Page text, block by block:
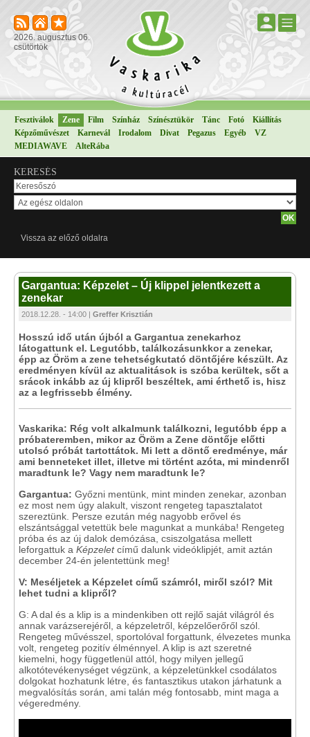
2026. augusztus 06.
csütörtök
Fesztiválok Zene Film Színház Színésztükör Tánc Fotó
Kiállítás
Képzőművészet
Karnevál Irodalom Divat Pegazus Egyéb
VZ
MEDIAWAVE
AlteRába
KERESÉS
Vissza az előző oldalra
Gargantua: Képzelet – Új klippel jelentkezett a
zenekar
2018.12.28. - 14:00 | Greffer Krisztián
Hosszú idő után újból a Gargantua zenekarhoz
látogattunk el. Legutóbb, találkozásunkkor a zenekar,
épp az Öröm a zene tehetségkutató döntőjére készült. Az
eredményen kívül az aktualitások is szóba kerültek, sőt a
srácok inkább az új klipről beszéltek, ami érthető is, hisz
az a legfrissebb élmény.
Vaskarika: Rég volt alkalmunk találkozni, legutóbb épp a
próbateremben, mikor az Öröm a Zene döntője előtti
utolsó próbát tartottátok. Mi lett a döntő eredménye, már
ami benneteket illet, illetve mi történt azóta, mi mindenről
maradtunk le? Vagy nem maradtunk le?
Gargantua: Győzni mentünk, mint minden zenekar, azonban
ez most nem úgy alakult, viszont rengeteg tapasztalatot
szereztünk. Persze ezután még nagyobb erővel és
elszántsággal vetettük bele magunkat a munkába! Rengeteg
próba és az új dalok demózása, csiszolgatása mellett
leforgattuk a Képzeletcímű dalunk videóklipjét, amit aztán
december 24-én jelentettünk meg!
V: Meséljetek a Képzelet című számról, miről szól? Mit
lehet tudni a klipről?
G: A dal és a klip is a mindenkiben ott rejlő saját világról és
annak varázserejéről, a képzeletről, képzelőerőről szól.
Rengeteg művésszel, sportolóval forgattunk, élvezetes munka
volt, rengeteg pozitív élménnyel. A klip is azt szeretné
kiemelni, hogy függetlenül attól, hogy milyen jellegű
alkotótevékenységet végzünk, a képzeletünkkel csodálatos
dolgokat hozhatunk létre, és fantasztikus utakon járhatunk a
megvalósítás során, ami talán még fontosabb, mint maga a
végeredmény.